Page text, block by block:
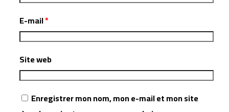
E-mail*
Site web
Enregistrer mon nom, mon e-mail et mon site